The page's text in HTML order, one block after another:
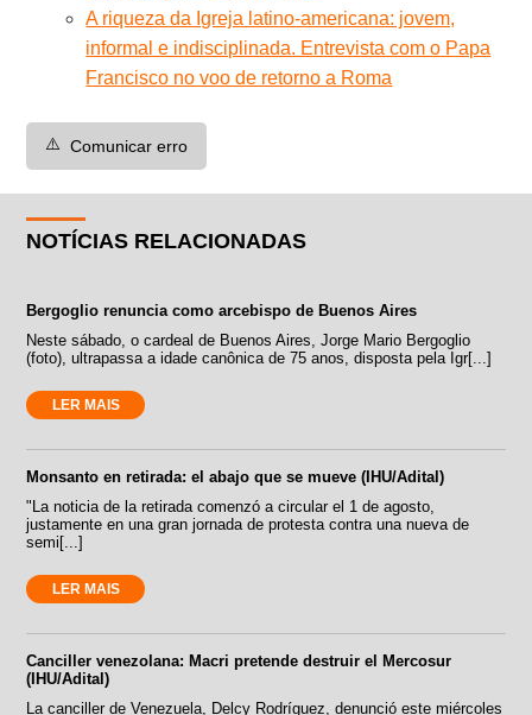
A riqueza da Igreja latino-americana: jovem,
informal e indisciplinada. Entrevista com o Papa
Francisco no voo de retorno a Roma
⚠️ Comunicar erro
NOTÍCIAS RELACIONADAS
Bergoglio renuncia como arcebispo de Buenos Aires
Neste sábado, o cardeal de Buenos Aires, Jorge Mario Bergoglio
(foto), ultrapassa a idade canônica de 75 anos, disposta pela Igr[...]
LER MAIS
Monsanto en retirada: el abajo que se mueve (IHU/Adital)
"La noticia de la retirada comenzó a circular el 1 de agosto,
justamente en una gran jornada de protesta contra una nueva de
semi[...]
LER MAIS
Canciller venezolana: Macri pretende destruir el Mercosur
(IHU/Adital)
La canciller de Venezuela, Delcy Rodríguez, denunció este miércoles